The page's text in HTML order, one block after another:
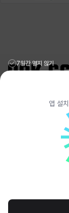
리그오브레전드 전적
전략적팀전투 TFT
메이플스토리 종합통
배틀그라운드 전적검
이터널 리턴 전적검색
서비스 이용 약관
7일간 열지 않기
앱 설